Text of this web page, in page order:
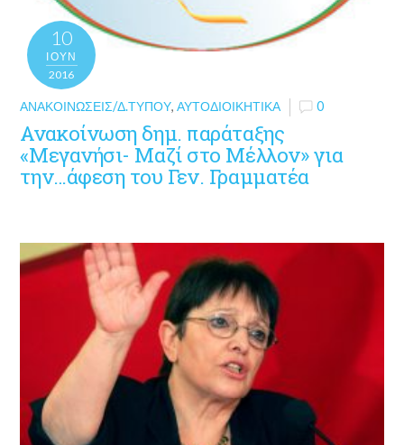
10
ΙΟΎΝ
2016
ΑΝΑΚΟΙΝΏΣΕΙΣ/Δ.ΤΎΠΟΥ,ΑΥΤΟΔΙΟΙΚΗΤΙΚΆ 0
Ανακοίνωση δημ. παράταξης
«Μεγανήσι- Μαζί στο Μέλλον» για
την…άφεση του Γεν. Γραμματέα